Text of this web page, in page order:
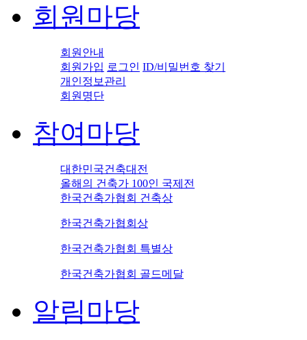
회원마당
회원안내
회원가입 로그인 ID/비밀번호 찾기
개인정보관리
회원명단
참여마당
대한민국건축대전
올해의 건축가 100인 국제전
한국건축가협회 건축상
한국건축가협회상
한국건축가협회 특별상
한국건축가협회 골드메달
알림마당